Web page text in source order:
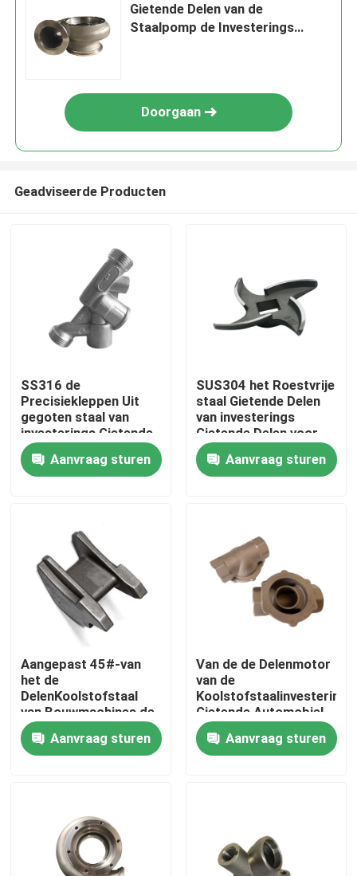
Huis
Producten
Ongeveer ons
Fabrieksreis
Kwaliteitscontrole
Contacteer ons
Verzoek om een Citaat
Metaal Gietende Delen
Gietende Delen van de
Staalpomp de Investerings
Doorgaan
Geadviseerde Producten
SS316 de
Precisiekleppen Uit
gegoten staal van
investerings Gietende
Delen voor
MotorMotoronderdelen
Aanvraag sturen
SUS304 het Roestvrije
staal Gietende Delen
van investerings
Gietende Delen voor
Gehaktmolen
Aanvraag sturen
Aangepast 45#-van
het de
DelenKoolstofstaal
van Bouwmachines de
Investeringsafgietsel
Aanvraag sturen
Van de de Delenmotor
van de
Koolstofstaalinvestering
Gietende Automobiel
de
Investeringsafgietsels
Aanvraag sturen